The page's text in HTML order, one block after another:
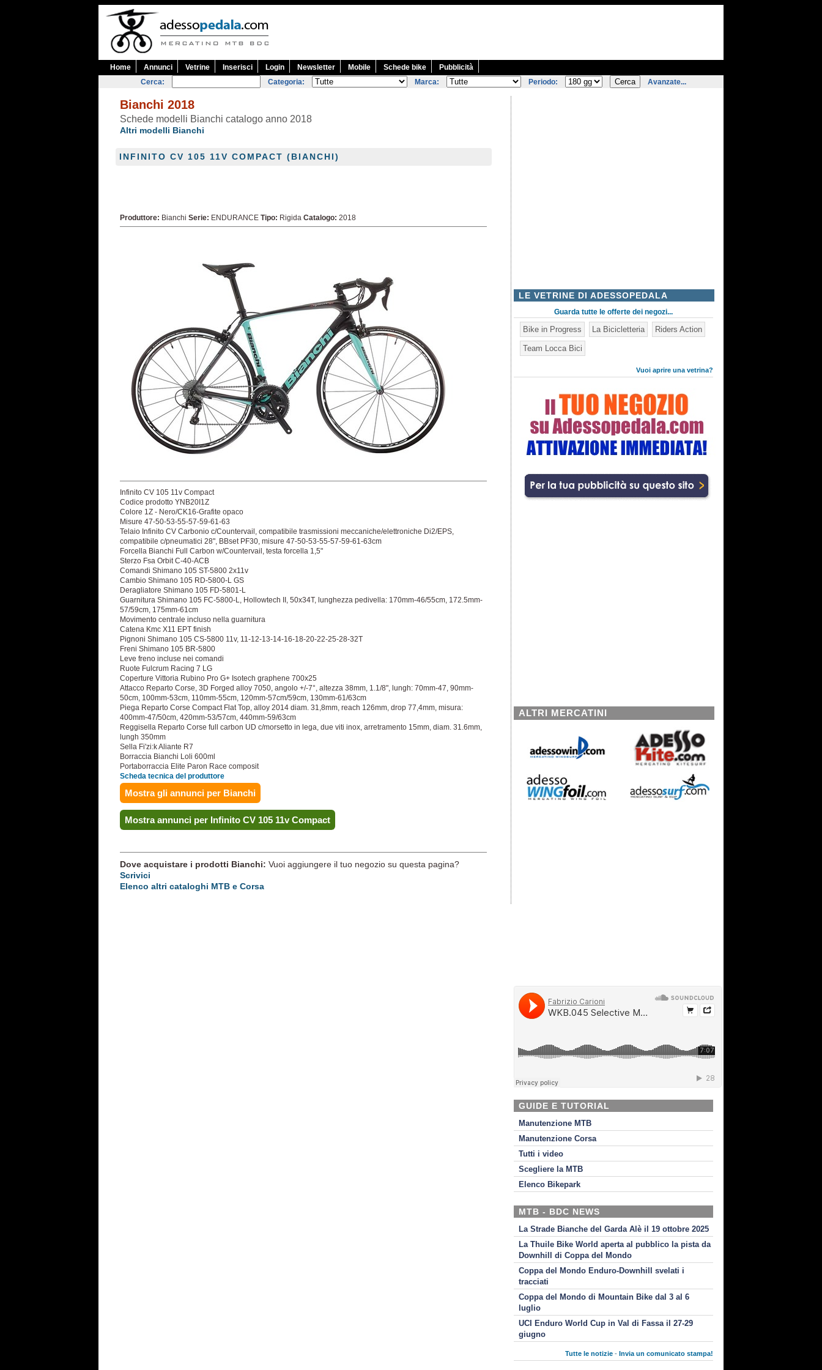
Home Annunci Vetrine Inserisci Login Newsletter Mobile Schede bike
Pubblicità
Cerca:
Categoria: Marca: Periodo: Avanzate...
Bianchi 2018
Schede modelli Bianchi catalogo anno 2018
Altri modelli Bianchi
INFINITO CV 105 11V COMPACT (BIANCHI)
Produttore: Bianchi Serie: ENDURANCE Tipo: Rigida Catalogo: 2018
Infinito CV 105 11v Compact
Codice prodotto YNB20I1Z
Colore 1Z - Nero/CK16-Grafite opaco
Misure 47-50-53-55-57-59-61-63
Telaio Infinito CV Carbonio c/Countervail, compatibile trasmissioni meccaniche/elettroniche Di2/EPS,
compatibile c/pneumatici 28", BBset PF30, misure 47-50-53-55-57-59-61-63cm
Forcella Bianchi Full Carbon w/Countervail, testa forcella 1,5"
Sterzo Fsa Orbit C-40-ACB
Comandi Shimano 105 ST-5800 2x11v
Cambio Shimano 105 RD-5800-L GS
Deragliatore Shimano 105 FD-5801-L
Guarnitura Shimano 105 FC-5800-L, Hollowtech II, 50x34T, lunghezza pedivella: 170mm-46/55cm, 172.5mm-
57/59cm, 175mm-61cm
Movimento centrale incluso nella guarnitura
Catena Kmc X11 EPT finish
Pignoni Shimano 105 CS-5800 11v, 11-12-13-14-16-18-20-22-25-28-32T
Freni Shimano 105 BR-5800
Leve freno incluse nei comandi
Ruote Fulcrum Racing 7 LG
Coperture Vittoria Rubino Pro G+ Isotech graphene 700x25
Attacco Reparto Corse, 3D Forged alloy 7050, angolo +/-7°, altezza 38mm, 1.1/8", lungh: 70mm-47, 90mm-
50cm, 100mm-53cm, 110mm-55cm, 120mm-57cm/59cm, 130mm-61/63cm
Piega Reparto Corse Compact Flat Top, alloy 2014 diam. 31,8mm, reach 126mm, drop 77,4mm, misura:
400mm-47/50cm, 420mm-53/57cm, 440mm-59/63cm
Reggisella Reparto Corse full carbon UD c/morsetto in lega, due viti inox, arretramento 15mm, diam. 31.6mm,
lungh 350mm
Sella Fi'zi:k Aliante R7
Borraccia Bianchi Loli 600ml
Portaborraccia Elite Paron Race composit
Scheda tecnica del produttore
Mostra gli annunci per Bianchi
Mostra annunci per Infinito CV 105 11v Compact
Dove acquistare i prodotti Bianchi: Vuoi aggiungere il tuo negozio su questa pagina?
Scrivici
Elenco altri cataloghi MTB e Corsa
LE VETRINE DI ADESSOPEDALA
Guarda tutte le offerte dei negozi...
Bike in Progress La Bicicletteria Riders Action
Team Locca Bici
Vuoi aprire una vetrina?
ALTRI MERCATINI
GUIDE E TUTORIAL
Manutenzione MTB
Manutenzione Corsa
Tutti i video
Scegliere la MTB
Elenco Bikepark
MTB - BDC NEWS
La Strade Bianche del Garda Alè il 19 ottobre 2025
La Thuile Bike World aperta al pubblico la pista da
Downhill di Coppa del Mondo
Coppa del Mondo Enduro-Downhill svelati i
tracciati
Coppa del Mondo di Mountain Bike dal 3 al 6
luglio
UCI Enduro World Cup in Val di Fassa il 27-29
giugno
Tutte le notizie -Invia un comunicato stampa!